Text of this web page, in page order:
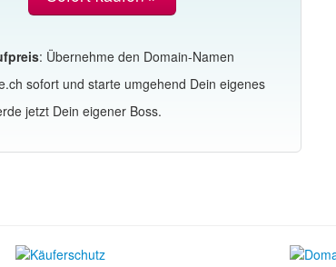
: Übernehme den Domain-Namen
sofort und starte umgehend Dein eigenes
jetzt Dein eigener Boss.